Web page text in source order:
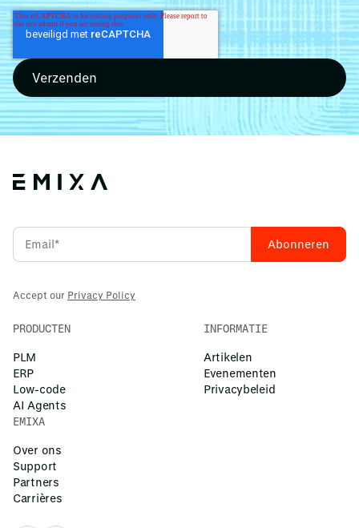
Accept our Privacy Policy
PRODUCTEN
PLM
ERP
Low-code
AI Agents
INFORMATIE
Artikelen
Evenementen
Privacybeleid
EMIXA
Over ons
Support
Partners
Carrières